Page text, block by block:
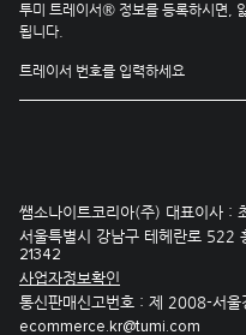
투미 트레이서® 정보를 등록하시면,
됩니다.
쌤소나이트코리아(주) 대표이사 :
서울특별시 강남구 테헤란로 522
21342
사업자정보확인
통신판매신고번호 : 제 2008-서
ecommerce.kr@tumi.com